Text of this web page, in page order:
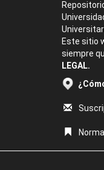
Este sitio
siempre
LEGAL.